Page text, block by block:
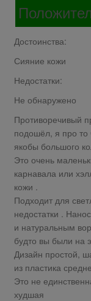
Достоинства:
Сияние кожи
Недостатки:
Не обнаружено
Противоречивый
подошёл, я про то
якобы большого
Это очень
карнавала или
кожи .
Подходит для
недостатки .
и натуральным
будто вы были на
Дизайн простой,
из пластика
Это не
худшая